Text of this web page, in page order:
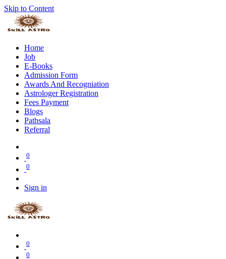
Skip to Content
Home
Job
E-Books
Admission Form
Awards And Recogniation
Astrologer Registration
Fees Payment
Blogs
Pathsala
Referral
0
0
Sign in
0
0